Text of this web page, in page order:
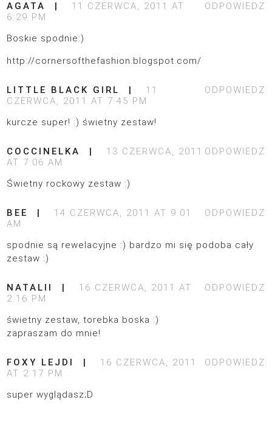
ODPOWIEDZ
AGATA
11 CZERWCA, 2011 AT
6:29 PM
Boskie spodnie:)
http://cornersofthefashion.blogspot.com/
ODPOWIEDZ
LITTLE BLACK GIRL
11
CZERWCA, 2011 AT 7:45 PM
kurcze super! :) świetny zestaw!
ODPOWIEDZ
COCCINELKA
13 CZERWCA, 2011
AT 7:06 AM
Świetny rockowy zestaw :)
ODPOWIEDZ
BEE
14 CZERWCA, 2011 AT 9:01
AM
spodnie są rewelacyjne :) bardzo mi się podoba cały
zestaw :)
ODPOWIEDZ
NATALII
16 CZERWCA, 2011 AT
2:16 PM
świetny zestaw, torebka boska :)
zapraszam do mnie!
ODPOWIEDZ
FOXY LEJDI
16 CZERWCA, 2011
AT 2:17 PM
super wyglądasz;D